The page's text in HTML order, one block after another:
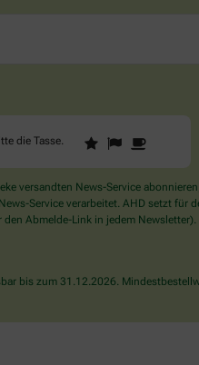
die Tasse
Sind
Sie
Mensch?
Dann
wählen
Tasse.
1 2
versandten News-Service
Service verarbeitet. AHD setzt
Abmelde-Link in jedem
bis zum 31.12.2026.